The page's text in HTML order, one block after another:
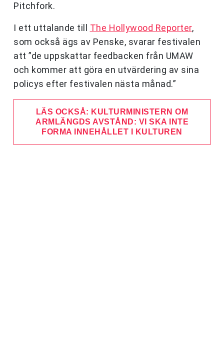
Pitchfork.
I ett uttalande till The Hollywood Reporter,
som också ägs av Penske, svarar festivalen
att ”de uppskattar feedbacken från UMAW
och kommer att göra en utvärdering av sina
policys efter festivalen nästa månad.”
LÄS OCKSÅ: KULTURMINISTERN OM
ARMLÄNGDS AVSTÅND: VI SKA INTE
FORMA INNEHÅLLET I KULTUREN